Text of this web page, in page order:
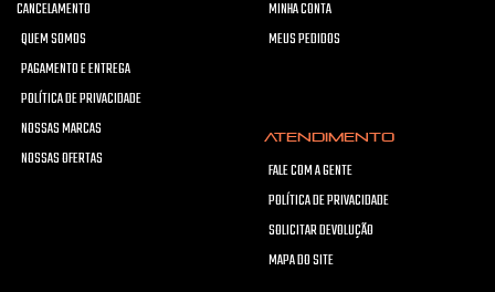
CANCELAMENTO
QUEM SOMOS
PAGAMENTO E ENTREGA
POLÍTICA DE PRIVACIDADE
NOSSAS MARCAS
NOSSAS OFERTAS
MINHA CONTA
MEUS PEDIDOS
ATENDIMENTO
FALE COM A GENTE
POLÍTICA DE PRIVACIDADE
SOLICITAR DEVOLUÇÃO
MAPA DO SITE